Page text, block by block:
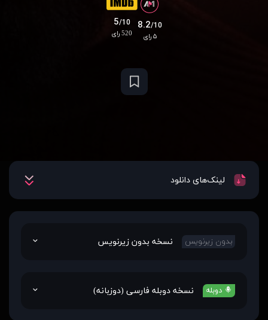
5/10
520 رای
8.2/10
۵ رای
لینک‌های دانلود
بدون زیرنویس نسخه بدون زیرنویس
دوبله نسخه دوبله فارسی (دوزبانه)